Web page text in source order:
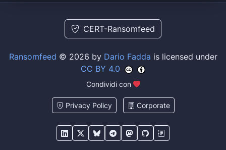
CERT-Ransomfeed
Ransomfeed © 2026 by Dario Fadda is licensed under
CC BY 4.0
Condividi con
Privacy Policy Corporate